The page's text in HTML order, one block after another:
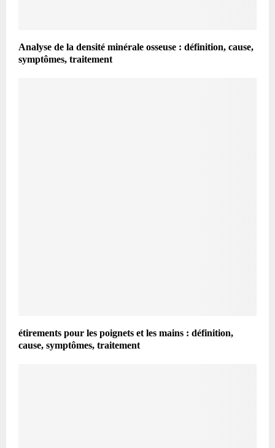
Analyse de la densité minérale osseuse : définition, cause,
symptômes, traitement
étirements pour les poignets et les mains : définition,
cause, symptômes, traitement